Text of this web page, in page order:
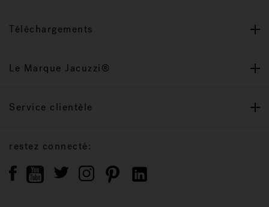
Téléchargements
Le Marque Jacuzzi®
Service clientèle
restez connecté: